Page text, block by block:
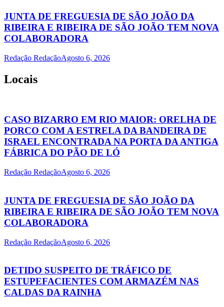
JUNTA DE FREGUESIA DE SÃO JOÃO DA
RIBEIRA E RIBEIRA DE SÃO JOÃO TEM NOVA
COLABORADORA
Redação RedaçãoAgosto 6, 2026
Locais
CASO BIZARRO EM RIO MAIOR: ORELHA DE
PORCO COM A ESTRELA DA BANDEIRA DE
ISRAEL ENCONTRADA NA PORTA DA ANTIGA
FÁBRICA DO PÃO DE LÓ
Redação RedaçãoAgosto 6, 2026
JUNTA DE FREGUESIA DE SÃO JOÃO DA
RIBEIRA E RIBEIRA DE SÃO JOÃO TEM NOVA
COLABORADORA
Redação RedaçãoAgosto 6, 2026
DETIDO SUSPEITO DE TRÁFICO DE
ESTUPEFACIENTES COM ARMAZÉM NAS
CALDAS DA RAINHA